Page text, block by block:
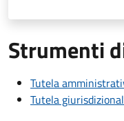
Strumenti
Tutela
Tutela